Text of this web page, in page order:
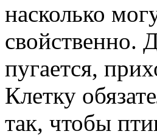
насколько
свойственно.
пугается,
Клетку
так, чтобы